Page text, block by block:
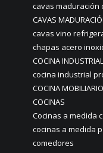
cavas maduración
CAVAS
cavas vino
chapas acero
COCINA
cocina industrial
COCINA
COCINAS
Cocinas a medida
cocinas a medida
comedores